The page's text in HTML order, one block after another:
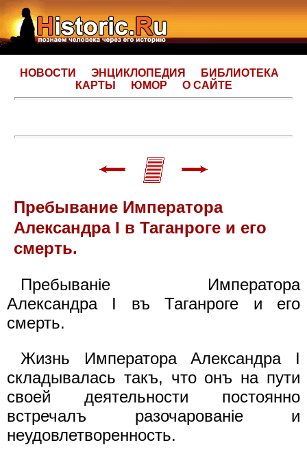
НОВОСТИ ЭНЦИКЛОПЕДИЯ
БИБЛИОТЕКА
КАРТЫ
ЮМОР О САЙТЕ
Пребывание Императора
Александра I в Таганроге и его
смерть.
Пребыванiе Императора
Александра I въ Таганроге и его
смерть.
Жизнь Императора Александра I
складывалась такъ, что онъ на пути
своей деятельности постоянно
встречалъ разочарованiе и
неудовлетворенность.